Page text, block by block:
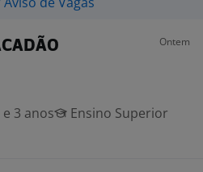
Ontem
3 anos
Ensino Superior